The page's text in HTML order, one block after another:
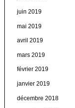
juin 2019
mai 2019
avril 2019
mars 2019
février 2019
janvier 2019
décembre 2018